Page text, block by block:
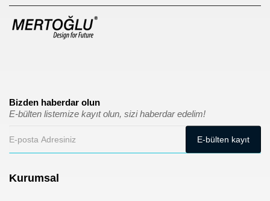
Bizden haberdar olun
E-bülten listemize kayıt olun, sizi haberdar edelim!
Kurumsal